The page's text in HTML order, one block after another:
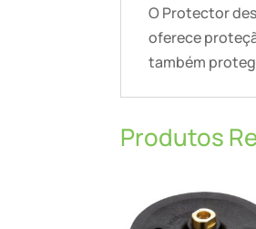
O Protector
oferece
também
Produtos